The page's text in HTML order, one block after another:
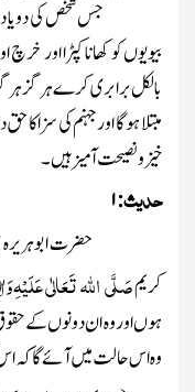
جس شخص کی دو یا
بیویوں کو کھانا کپڑا اور
بالکل برابری کرے ہر گز ہر
مبتلا ہو گا اورجہنم کی سزا
خیز و نصیحت آمیز ہیں ۔
حدیث:۱
حضرت ابوہریرہ
کریمصَلَّی اللہ تَعَالٰی عَلَیْہِ
ہوں اور وہ ان دونوں کے
وہ اس حالت میں آئے گا کہ